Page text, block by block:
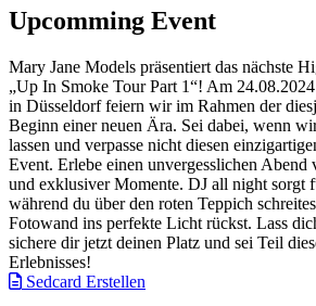
Upcomming Event
Mary Jane Models präsentiert das nächste
„Up In Smoke Tour Part 1“! Am
in Düsseldorf feiern wir im Rahmen der
Beginn einer neuen Ära. Sei dabei, wenn
lassen und verpasse nicht diesen
Event. Erlebe einen unvergesslichen Abend
und exklusiver Momente. DJ all night sorgt
während du über den roten Teppich
Fotowand ins perfekte Licht rückst. Lass
sichere dir jetzt deinen Platz und sei Teil
Erlebnisses!
Sedcard Erstellen